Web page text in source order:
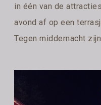
in één van de
avond af op een
Tegen middernacht